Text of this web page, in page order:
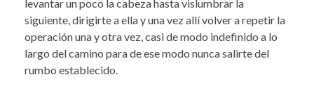
levantar un poco la cabeza hasta vislumbrar la
siguiente, dirigirte a ella y una vez allí volver a repetir la
operación una y otra vez, casi de modo indefinido a lo
largo del camino para de ese modo nunca salirte del
rumbo establecido.